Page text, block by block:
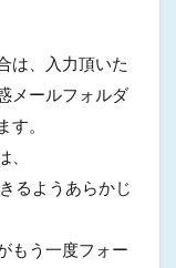
は、入力頂いた
メールフォルダ
。
るようあらかじ
もう一度フォー